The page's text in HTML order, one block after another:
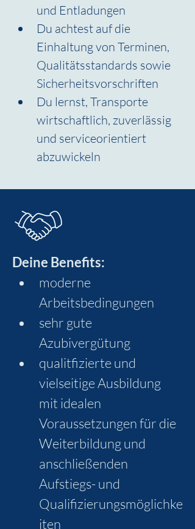
und Entladungen
Du achtest auf die
Einhaltung von Terminen,
Qualitätsstandards sowie
Sicherheitsvorschriften
Du lernst, Transporte
wirtschaftlich, zuverlässig
und serviceorientiert
abzuwickeln
Deine Benefits:
moderne
Arbeitsbedingungen
sehr gute
Azubivergütung
qualitfizierte und
vielseitige Ausbildung
mit idealen
Voraussetzungen für die
Weiterbildung und
anschließenden
Aufstiegs- und
Qualifizierungsmöglichke
iten